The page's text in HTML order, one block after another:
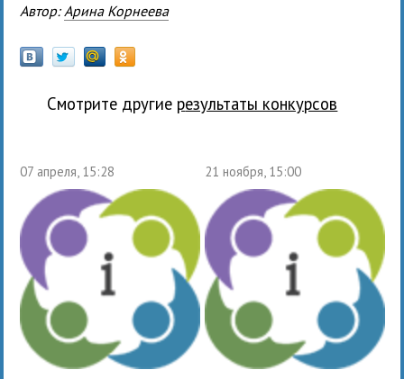
Автор: Арина Корнеева
Смотрите другие результаты конкурсов
07 апреля, 15:28 21 ноября, 15:00